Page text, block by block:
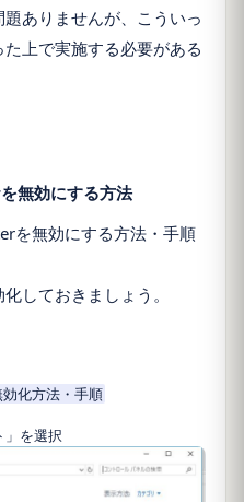
ありませんが、こういっ
上で実施する必要がある
無効にする方法
を無効にする方法・手順
しておきましょう。
化方法・手順
」を選択